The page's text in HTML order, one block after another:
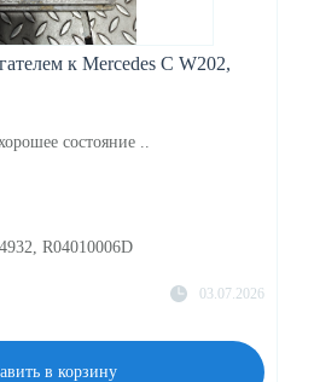
к Mercedes C W202,
состояние ..
R04010006D
03.07.2026
в корзину